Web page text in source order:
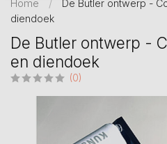
Home /
De Butler ontwerp -
diendoek
De Butler ontwerp -
en diendoek
(0)